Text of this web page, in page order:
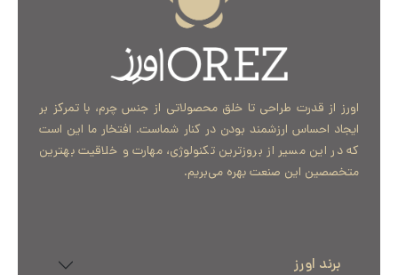
اورز از قدرت طراحی تا خلق محصولاتی از جنس چرم، با تمرکز بر
ایجاد احساس ارزشمند بودن در کنار شماست. افتخار ما این است
که در این مسیر از بروزترین تکنولوژی، مهارت و خلاقیت بهترین
متخصصین این صنعت بهره می‌بریم.
برند اورز